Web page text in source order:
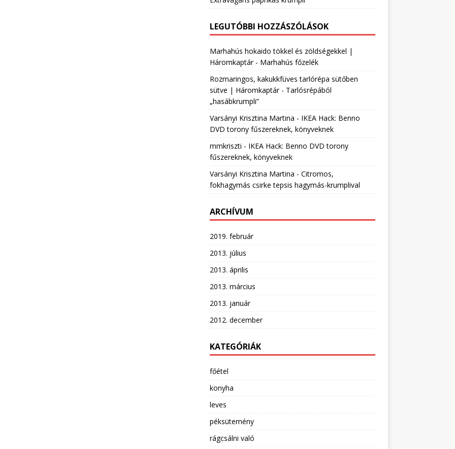
LEGUTÓBBI HOZZÁSZÓLÁSOK
Marhahús hokaido tökkel és zöldségekkel |
Háromkaptár- Marhahús főzelék
Rozmaringos, kakukkfüves tarlórépa sütőben
sütve | Háromkaptár- Tarlósrépából
„hasábkrumpli”
Varsányi Krisztina Martina - IKEA Hack: Benno
DVD torony fűszereknek, könyveknek
mmkriszti - IKEA Hack: Benno DVD torony
fűszereknek, könyveknek
Varsányi Krisztina Martina - Citromos,
fokhagymás csirke tepsis hagymás-krumplival
ARCHÍVUM
2019. február
2013. július
2013. április
2013. március
2013. január
2012. december
KATEGÓRIÁK
főétel
konyha
leves
péksütemény
rágcsálni való